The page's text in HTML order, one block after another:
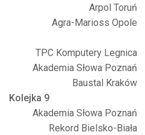
Arpol Toruń
Agra-Marioss Opole
TPC Komputery Legnica
Akademia Słowa Poznań
Baustal Kraków
Kolejka 9
Akademia Słowa Poznań
Rekord Bielsko-Biała